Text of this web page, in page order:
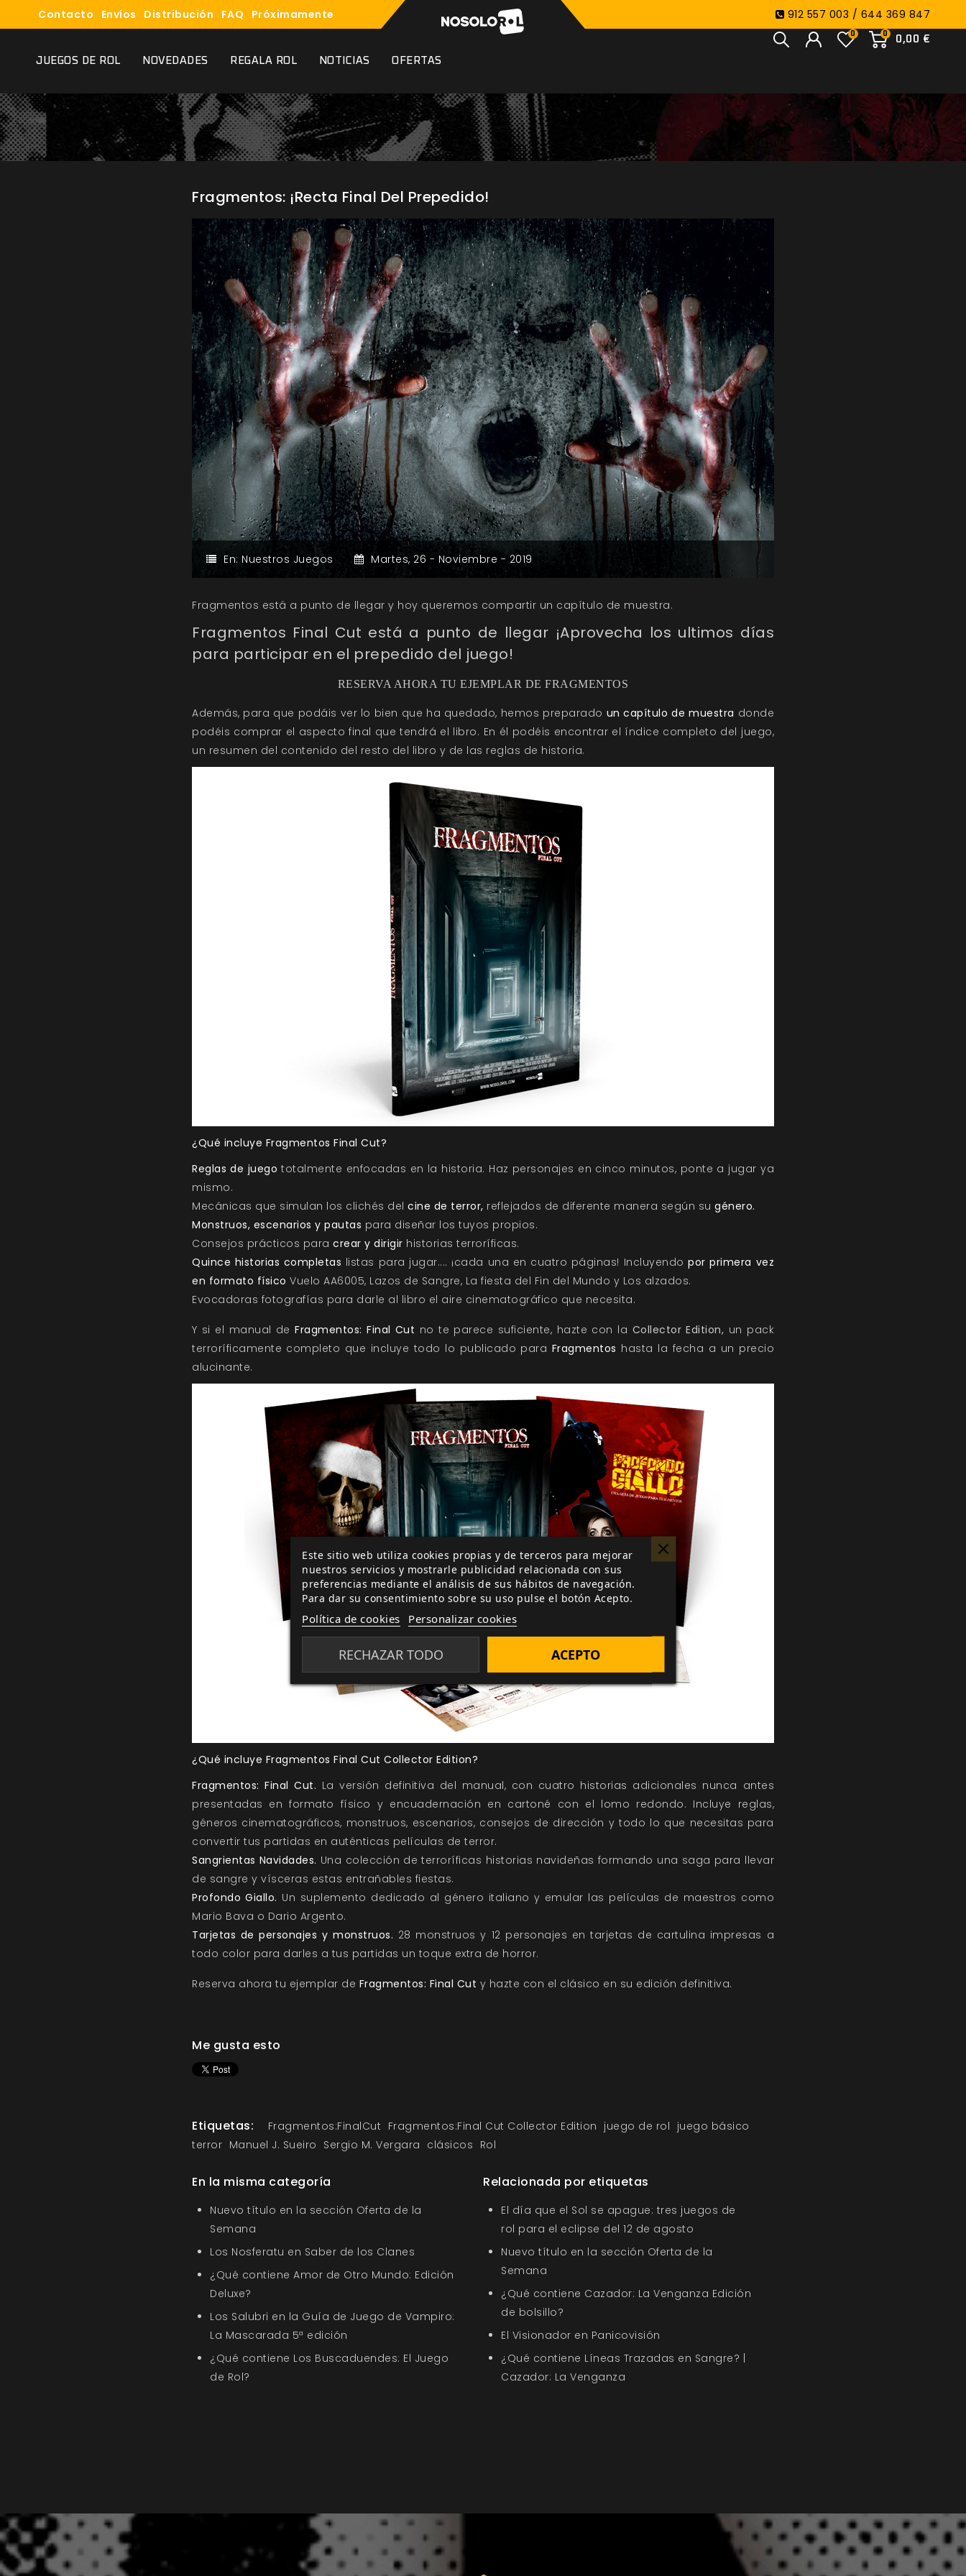
Contacto Envíos Distribución FAQ Próximamente 912 557 003 / 644 369 847
0
0,00 €
0
JUEGOS DE ROL NOVEDADES REGALA ROL NOTICIAS OFERTAS
Fragmentos: ¡Recta Final Del Prepedido!
En: Nuestros Juegos Martes, 26 - Noviembre -2019
Fragmentos está a punto de llegar y hoy queremos compartir un capítulo de muestra.
Fragmentos Final Cut está a punto de llegar ¡Aprovecha los ultimos días
para participar en el prepedido del juego!
RESERVA AHORA TU EJEMPLAR DE FRAGMENTOS
Además, para que podáis ver lo bien que ha quedado, hemos preparado un capítulo de muestra donde
podéis comprar el aspecto final que tendrá el libro. En él podéis encontrar el índice completo del juego,
un resumen del contenido del resto del libro y de las reglas de historia.
¿Qué incluye Fragmentos Final Cut?
Reglas de juego totalmente enfocadas en la historia. Haz personajes en cinco minutos, ponte a jugar ya
mismo.
Mecánicas que simulan los clichés del cine de terror, reflejados de diferente manera según su género.
Monstruos, escenarios y pautas para diseñar los tuyos propios.
Consejos prácticos para crear y dirigir historias terroríficas.
Quince historias completas listas para jugar.... ¡cada una en cuatro páginas! Incluyendopor primera vez
en formato físico Vuelo AA6005, Lazos de Sangre, La fiesta del Fin del Mundo y Los alzados.
Evocadoras fotografías para darle al libro el aire cinematográfico que necesita.
Y si el manual deFragmentos: Final Cut no te parece suficiente, hazte con la Collector Edition, un pack
terroríficamente completo que incluye todo lo publicado para Fragmentos hasta la fecha a un precio
alucinante.
¿Qué incluye Fragmentos Final Cut Collector Edition?
Fragmentos: Final Cut. La versión definitiva del manual, con cuatro historias adicionales nunca antes
presentadas en formato físico y encuadernación en cartoné con el lomo redondo. Incluye reglas,
géneros cinematográficos, monstruos, escenarios, consejos de dirección y todo lo que necesitas para
convertir tus partidas en auténticas películas de terror.
Sangrientas Navidades. Una colección de terroríficas historias navideñas formando una saga para llevar
de sangre y vísceras estas entrañables fiestas.
Profondo Giallo. Un suplemento dedicado al género italiano y emular las películas de maestros como
Mario Bava o Dario Argento.
Tarjetas de personajes y monstruos. 28 monstruos y 12 personajes en tarjetas de cartulina impresas a
todo color para darles a tus partidas un toque extra de horror.
Reserva ahora tu ejemplar de Fragmentos: Final Cut y hazte con el clásico en su edición definitiva.
Me gusta esto
Etiquetas: Fragmentos:FinalCut Fragmentos:Final Cut Collector Edition juego de rol juego básico
terror Manuel J. Sueiro Sergio M. Vergara clásicos Rol
En la misma categoría
Nuevo título en la sección Oferta de la
Semana
Los Nosferatu en Saber de los Clanes
¿Qué contiene Amor de Otro Mundo: Edición
Deluxe?
Los Salubri en la Guía de Juego de Vampiro:
La Mascarada 5ª edición
¿Qué contiene Los Buscaduendes: El Juego
de Rol?
Relacionada por etiquetas
El día que el Sol se apague: tres juegos de
rol para el eclipse del 12 de agosto
Nuevo título en la sección Oferta de la
Semana
¿Qué contiene Cazador: La Venganza Edición
de bolsillo?
El Visionador en Panicovisión
¿Qué contiene Líneas Trazadas en Sangre? |
Cazador: La Venganza
Este sitio web utiliza cookies propias y de terceros para mejorar
nuestros servicios y mostrarle publicidad relacionada con sus
preferencias mediante el análisis de sus hábitos de navegación.
Para dar su consentimiento sobre su uso pulse el botón Acepto.
Política de cookies Personalizar cookies
RECHAZAR TODO ACEPTO